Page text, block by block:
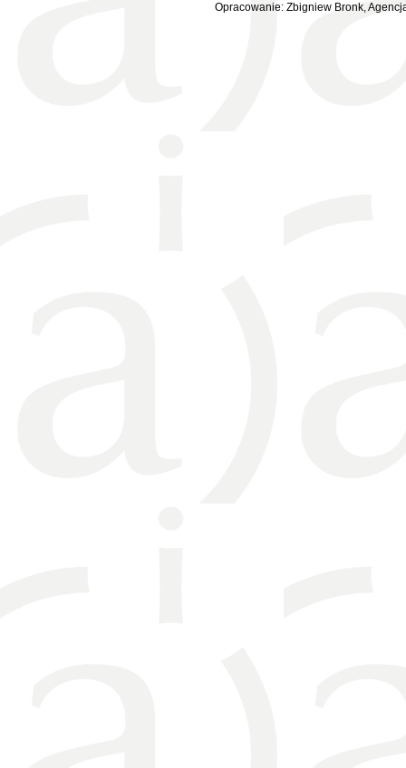
Opracowanie: Zbigniew Bronk,